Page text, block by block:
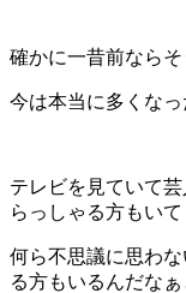
確かに一昔前ならそ
今は本当に多くなっ
テレビを見ていて
らっしゃる方もいて
何ら不思議に思わ
る方もいるんだなぁ